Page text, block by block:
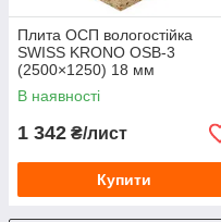
Плита ОСП вологостійка
SWISS KRONO OSB-3
(2500×1250) 18 мм
В наявності
1 342 ₴/лист
Купити